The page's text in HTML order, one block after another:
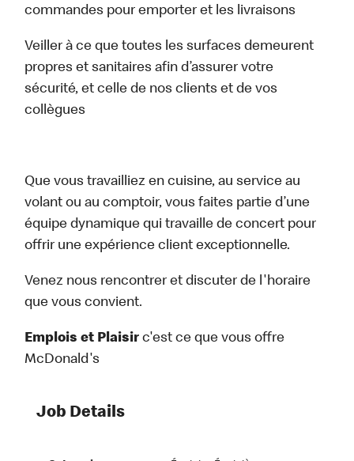
commandes pour emporter et les livraisons
Veiller à ce que toutes les surfaces demeurent
propres et sanitaires afin d’assurer votre
sécurité, et celle de nos clients et de vos
collègues
Que vous travailliez en cuisine, au service au
volant ou au comptoir, vous faites partie d’une
équipe dynamique qui travaille de concert pour
offrir une expérience client exceptionnelle.
Venez nous rencontrer et discuter de l'horaire
que vous convient.
Emplois et Plaisirc'est ce que vous offre
McDonald's
Job Details